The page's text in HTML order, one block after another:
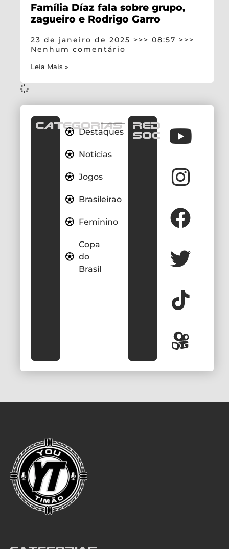
Família Díaz fala sobre grupo,
zagueiro e Rodrigo Garro
23 de janeiro de 2025
08:57
Nenhum comentário
Leia Mais »
CATEGORIAS
Destaques
Notícias
Jogos
Brasileirao
Feminino
Copa
do
Brasil
REDES
SOCIAIS